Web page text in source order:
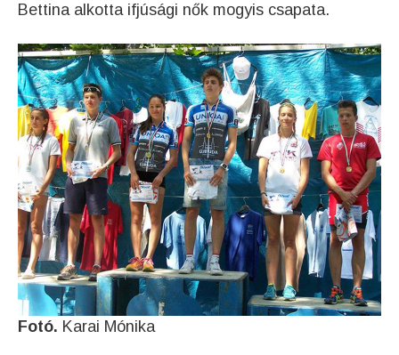
Bettina alkotta ifjúsági nők mogyis csapata.
Fotó. Karai Mónika